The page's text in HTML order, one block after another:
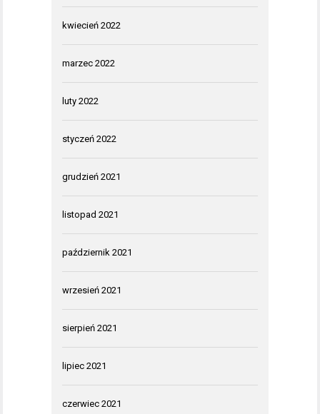
kwiecień 2022
marzec 2022
luty 2022
styczeń 2022
grudzień 2021
listopad 2021
październik 2021
wrzesień 2021
sierpień 2021
lipiec 2021
czerwiec 2021